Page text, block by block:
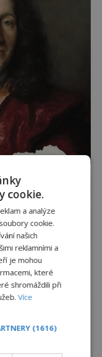
cookie.
a analýze
cookie.
našich
reklamními a
je mohou
které
shromáždili při
Více
(1616)